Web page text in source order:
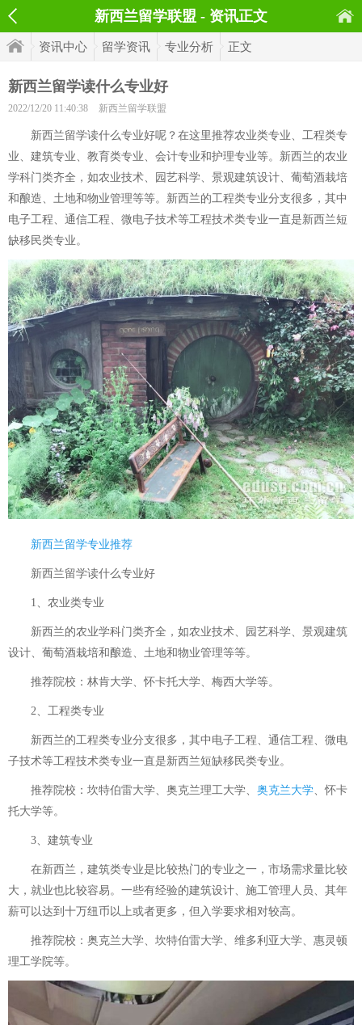
新西兰留学联盟 - 资讯正文
资讯中心 留学资讯 专业分析 正文
新西兰留学读什么专业好
2022/12/20 11:40:38 新西兰留学联盟
新西兰留学读什么专业好呢？在这里推荐农业类专业、工程类专
业、建筑专业、教育类专业、会计专业和护理专业等。新西兰的农业
学科门类齐全，如农业技术、园艺科学、景观建筑设计、葡萄酒栽培
和酿造、土地和物业管理等等。新西兰的工程类专业分支很多，其中
电子工程、通信工程、微电子技术等工程技术类专业一直是新西兰短
缺移民类专业。
新西兰留学专业推荐
新西兰留学读什么专业好
1、农业类专业
新西兰的农业学科门类齐全，如农业技术、园艺科学、景观建筑
设计、葡萄酒栽培和酿造、土地和物业管理等等。
推荐院校：林肯大学、怀卡托大学、梅西大学等。
2、工程类专业
新西兰的工程类专业分支很多，其中电子工程、通信工程、微电
子技术等工程技术类专业一直是新西兰短缺移民类专业。
推荐院校：坎特伯雷大学、奥克兰理工大学、 奥克兰大学、怀卡
托大学等。
3、建筑专业
在新西兰，建筑类专业是比较热门的专业之一，市场需求量比较
大，就业也比较容易。一些有经验的建筑设计、施工管理人员、其年
薪可以达到十万纽币以上或者更多，但入学要求相对较高。
推荐院校：奥克兰大学、坎特伯雷大学、维多利亚大学、惠灵顿
理工学院等。